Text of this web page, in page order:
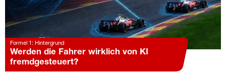
Formel 1: Hintergrund
Werden die Fahrer wirklich von KI
fremdgesteuert?